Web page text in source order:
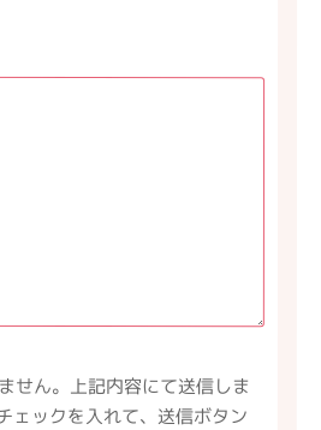
せん。上記内容にて送信しま
ェックを入れて、送信ボタン